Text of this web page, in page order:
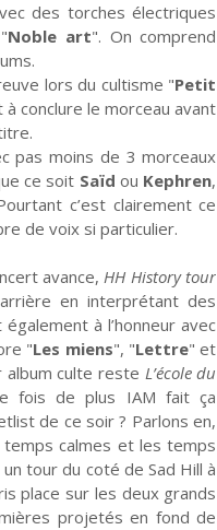
des torches électriques
Noble art". On comprend
lors du cultisme "Petit
conclure le morceau avant
pas moins de 3 morceaux
ce soit Saïd ou Kephren,
c’est clairement ce
de voix si particulier.
avance,HH History tour
en interprétant des
à l’honneur avec
"Les miens", "Lettre" et
album culte reste L’école du
fois de plus IAM fait ça
de ce soir ? Parlons en,
calmes et les temps
tour du coté de Sad Hill à
place sur les deux grands
projetés en fond de